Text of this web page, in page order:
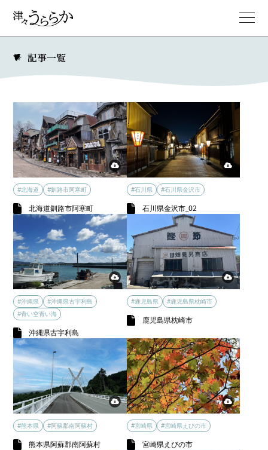
記事一覧
#北海道 #釧路市阿寒町
北海道釧路市阿寒町
#石川県 #石川県金沢市
石川県金沢市_02
#沖縄県
#沖縄県古宇利島
#青い空青い海
沖縄県古宇利島
#鹿児島県 #鹿児島県枕崎市
鹿児島県枕崎市
#熊本県 #阿蘇郡南阿蘇村
熊本県阿蘇郡南阿蘇村
#宮崎県 #宮崎県えびの市
宮崎県えびの市